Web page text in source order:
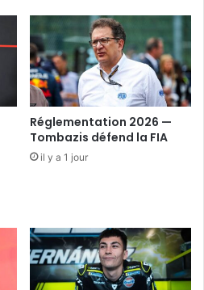
Réglementation 2026 —
Tombazis défend la FIA
il y a 1 jour